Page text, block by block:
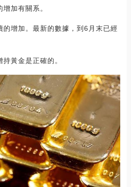
加有關系。
的增加。最新的數據，到6月末已經
黃金是正確的。